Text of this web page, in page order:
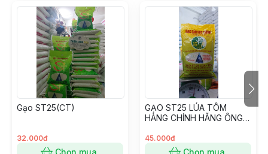
Gạo ST25(CT)
32.000đ
Chọn mua
GẠO ST25 LÚA TÔM
HÀNG CHÍNH HÃNG ÔNG
45.000đ
Chọn mua